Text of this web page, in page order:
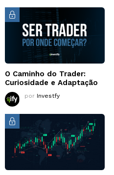
O Caminho do Trader:
Curiosidade e Adaptação
por Investfy